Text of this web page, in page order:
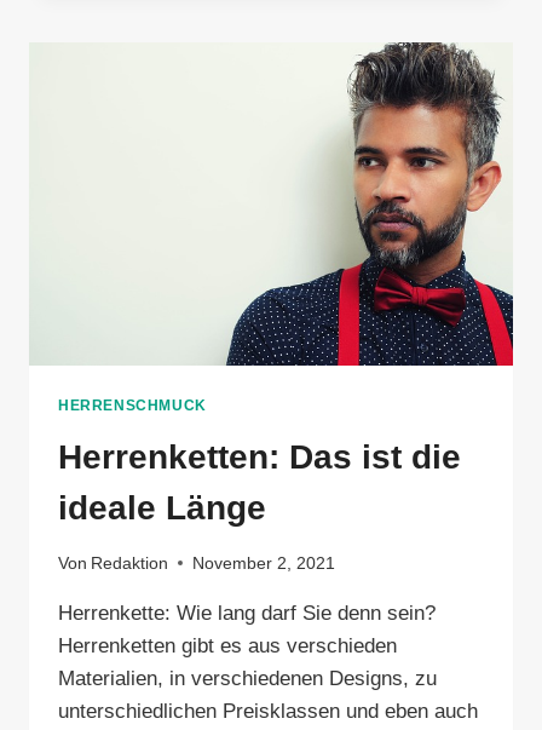
HERRENSCHMUCK
Herrenketten: Das ist die
ideale Länge
Von Redaktion November 2, 2021
Herrenkette: Wie lang darf Sie denn sein?
Herrenketten gibt es aus verschieden
Materialien, in verschiedenen Designs, zu
unterschiedlichen Preisklassen und eben auch